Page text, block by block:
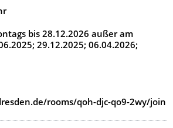
sich
bis 28.12.2026 außer am
29.12.2025; 06.04.2026;
rooms/qoh-djc-qo9-2wy/join